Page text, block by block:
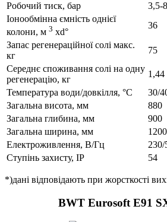
Робочий тиск, бар
3,5-8
Іонообмінна ємність однієї
колони, м 3 xd°
36
Запас регенераційної солі макс.
кг
75
Середнє споживання солі на одну
регенерацію, кг
1,44
Температура води/довкілля, °C
30/
Загальна висота, мм
880
Загальна глибина, мм
900
Загальна ширина, мм
1200
Електроживлення, В/Гц
230/
Ступінь захисту, IP
54
*)дані відповідають при жорсткості
BWT Eurosoft E91